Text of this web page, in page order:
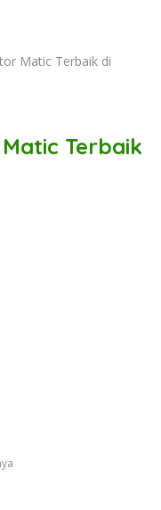
Matic Terbaik di
Terbaik